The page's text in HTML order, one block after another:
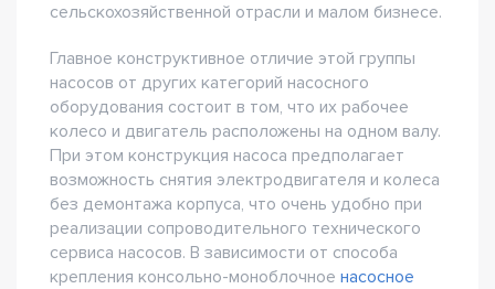
сельскохозяйственной отрасли и малом бизнесе.
Главное конструктивное отличие этой группы
насосов от других категорий насосного
оборудования состоит в том, что их рабочее
колесо и двигатель расположены на одном валу.
При этом конструкция насоса предполагает
возможность снятия электродвигателя и колеса
без демонтажа корпуса, что очень удобно при
реализации сопроводительного технического
сервиса насосов. В зависимости от способа
крепления консольно-моноблочное насосное